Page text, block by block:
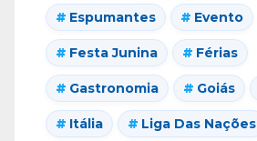
Espumantes Evento
Festa Junina Férias
Gastronomia Goiás
Itália Liga Das Nações